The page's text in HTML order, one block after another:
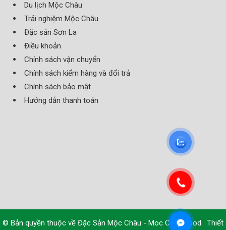
Du lịch Mộc Châu
Trải nghiệm Mộc Châu
Đặc sản Sơn La
Điều khoản
Chính sách vận chuyển
Chính sách kiểm hàng và đổi trả
Chính sách bảo mật
Hướng dẫn thanh toán
© Bản quyền thuộc về Đặc Sản Mộc Châu - Moc Chau Food. Thiết